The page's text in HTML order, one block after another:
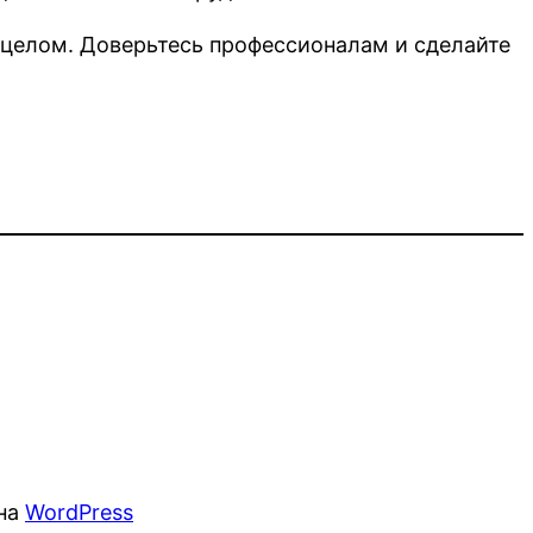
Доверьтесь профессионалам и сделайте
WordPress